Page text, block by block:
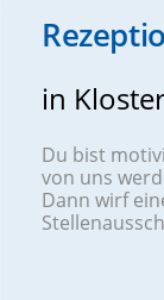
in
Du bist
von uns
Dann wirf